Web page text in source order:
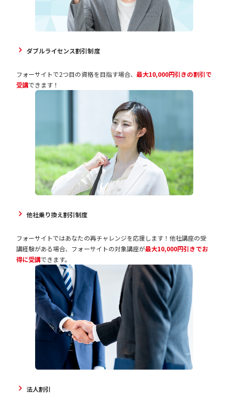
ダブルライセンス割引制度
フォーサイトで2つ目の資格を目指す場合、 最大10,000円引きの割引で
受講できます！
他社乗り換え割引制度
フォーサイトではあなたの再チャレンジを応援します！他社講座の受
講経験がある場合、フォーサイトの対象講座が最大10,000円引きでお
得に受講できます。
法人割引